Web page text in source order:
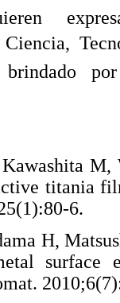
brindado
M,
titania
H,
surface